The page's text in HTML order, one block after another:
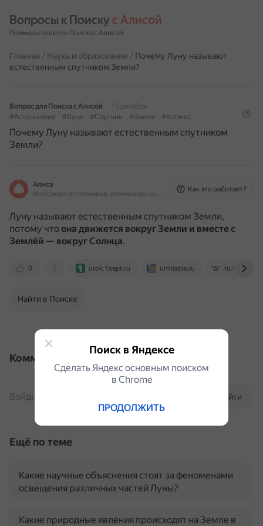
Вопросы к Поиску с Алисой
Примеры ответов Поиска с Алисой
Главная / Наука и образование / Почему Луну называют
естественным спутником Земли?
Вопрос для Поиска с Алисой
15 декабря
#Астрономия
#Луна #Спутник #Земля #Космос
Почему Луну называют естественным спутником
Земли?
Алиса
На основе источников, возможны неточности
Как это работает?
Луну называют естественным спутником Земли,
потому чтоона движется вокруг Земли и вместе с
Землёй — вокруг Солнца.
0 urok.1sept.ru umnazia.ru
Найти в Поиске
Комментарии
Войти
Войдите, чтобы комментировать
Ещё по теме
Какие научные объяснения стоят за феноменами
освещения различных частей Луны?
Какие природные явления происходят на Земле в
Поиск в Яндексе
Сделать Яндекс основным поиском
в Сhrome
ПРОДОЛЖИТЬ